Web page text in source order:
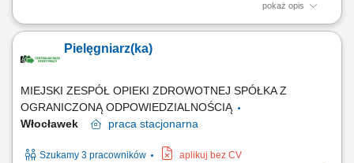
pokaż opis
Bieżąca opieka nad pacjentem i dbaniem o komfortowy przebieg wizyty
związanych z bezpiecznym pozyskiwaniem próbki biologicznej.
Rzetelne wprowadzanie danych do wewnętrznych systemów
Pielęgniarz(ka)
MIEJSKI ZESPÓŁ OPIEKI ZDROWOTNEJ SPÓŁKA Z
OGRANICZONĄ ODPOWIEDZIALNOŚCIĄ
Włocławek
praca stacjonarna
Szukamy 3 pracowników aplikuj bez CV